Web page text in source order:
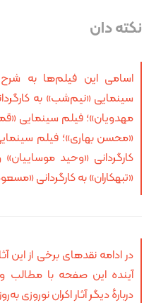
نکته دان
اسامی این فیلم‌ها به
سینمایی «نیم‌شب» به
مهدویان»؛ فیلم سینمایی
«محسن بهاری»؛ فیلم
کارگردانی «وحید
«تبهکاران» به کارگردانی
در ادامه نقدهای برخی از این
دربارهٔ دیگر آثار اکران نوروزی